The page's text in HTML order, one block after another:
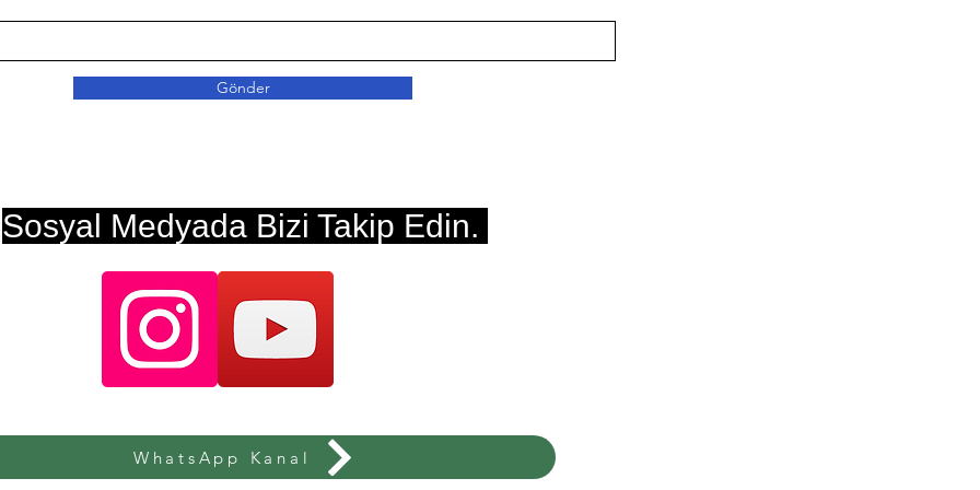
Gönder
Sosyal Medyada Bizi Takip Edin.
WhatsApp Kanal